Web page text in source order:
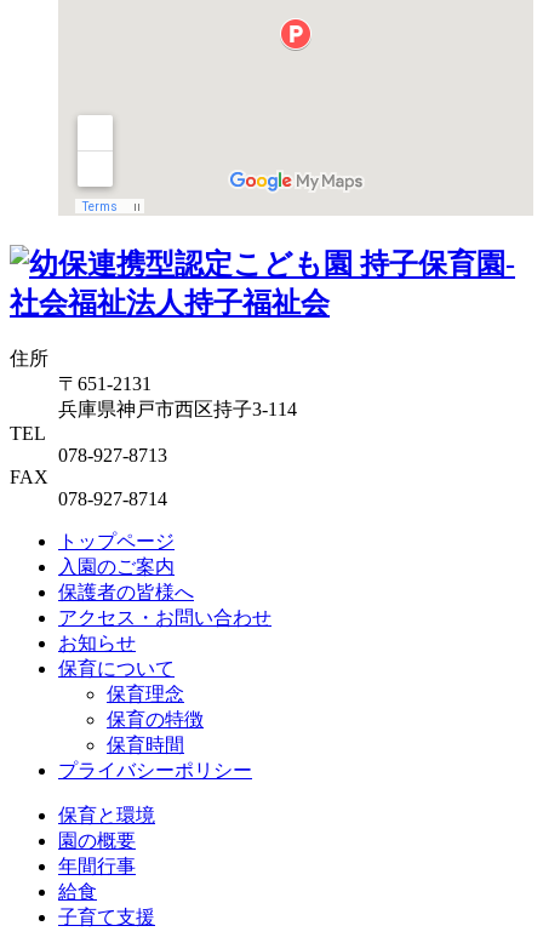
住所
〒651-2131
兵庫県神戸市西区持子3-114
TEL
078-927-8713
FAX
078-927-8714
トップページ
入園のご案内
保護者の皆様へ
アクセス・お問い合わせ
お知らせ
保育について
保育理念
保育の特徴
保育時間
プライバシーポリシー
保育と環境
園の概要
年間行事
給食
子育て支援